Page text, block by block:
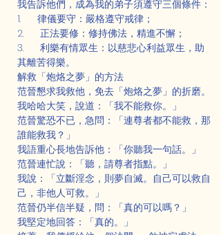
我告訴他們，成為我的弟子須遵守三個條件：
1.      律儀要守：嚴格遵守戒律；
2.      正法要修：修持佛法，精進不懈；
3.      利樂有情眾生：以慈悲心利益眾生，助
其離苦得樂。
解救「炮烙之夢」的方法
范晉懇求我救他，免去「炮烙之夢」的折磨。
我哈哈大笑，說道：「我不能救你。」
范晉驚恐不已，急問：「連尊者都不能救，那
誰能救我？」
我語重心長地告訴他：「你聽我一句話。」
范晉連忙說：「聽，請尊者指點。」
我說：「立斷淫念，則夢自滅。自己可以救自
己，非他人可救。」
范晉仍半信半疑，問：「真的可以嗎？」
我堅定地回答：「真的。」